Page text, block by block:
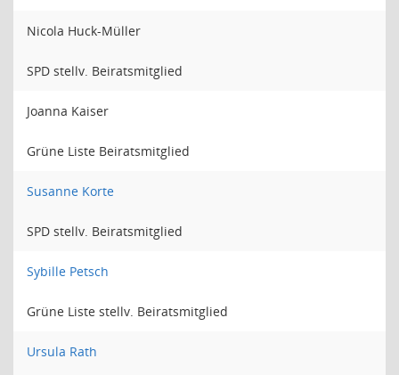
Nicola Huck-Müller
SPD stellv. Beiratsmitglied
Joanna Kaiser
Grüne Liste Beiratsmitglied
Susanne Korte
SPD stellv. Beiratsmitglied
Sybille Petsch
Grüne Liste stellv. Beiratsmitglied
Ursula Rath